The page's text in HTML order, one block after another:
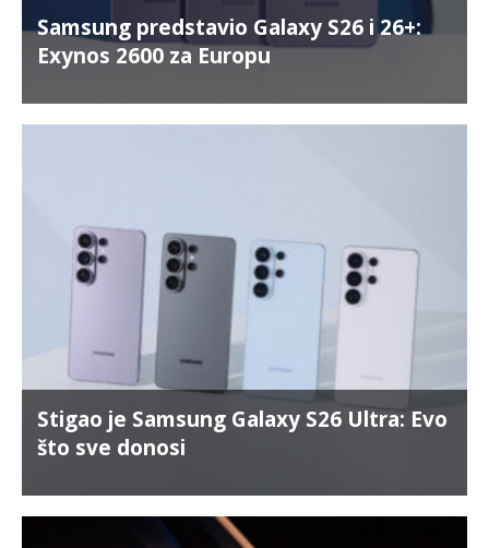
Samsung predstavio Galaxy S26 i 26+:
Exynos 2600 za Europu
Stigao je Samsung Galaxy S26 Ultra: Evo
što sve donosi